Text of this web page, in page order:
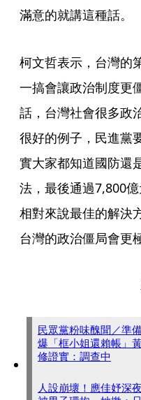
滿意的就講這種話。
柯文哲表示，台灣的
一搞會讓政治制度更
話，台灣社會很多政
很好的例子，民進黨
實大家都知道國防還
法，最後通過7,800
相對來說最佳的解決
台灣的政治僵局會更
民眾黨粉味醜聞／準
爆「框小姐還賴帳」
修證實：調查中
人設崩壞！應佳妤深